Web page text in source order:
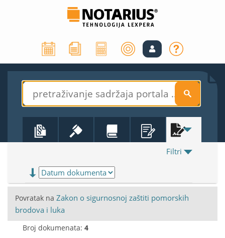
S
Filtri
Povratak na Zakon o sigurnosnoj zaštiti pomorskih
brodova i luka
Broj dokumenata: 4